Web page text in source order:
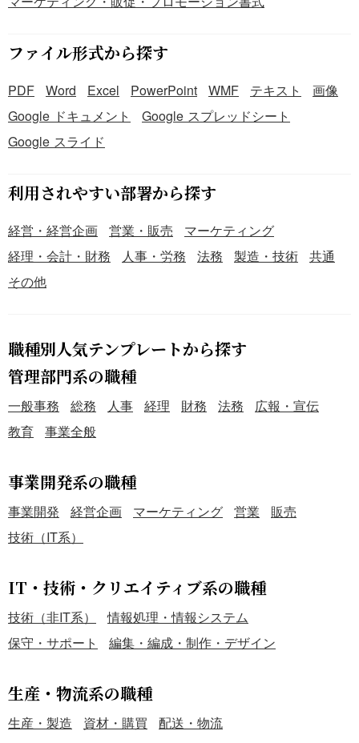
ファイル形式から探す
PDF Word Excel PowerPoint WMF テキスト
画像
Google ドキュメント
Google スプレッドシート
Google スライド
利用されやすい部署から探す
経営・経営企画 営業・販売
マーケティング
経理・会計・財務
人事・労務 法務 製造・技術
共通
その他
職種別人気テンプレートから探す
管理部門系の職種
一般事務 総務 人事 経理 財務 法務
広報・宣伝
教育
事業全般
事業開発系の職種
事業開発 経営企画 マーケティング 営業
販売
技術（IT系）
IT・技術・クリエイティブ系の職種
技術（非IT系）
情報処理・情報システム
保守・サポート
編集・編成・制作・デザイン
生産・物流系の職種
生産・製造 資材・購買 配送・物流